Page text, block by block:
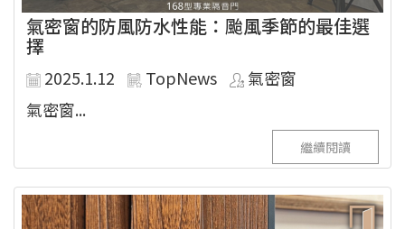
氣密窗的防風防水性能：颱風季節的最佳選
擇
2025.1.12 TopNews
氣密窗
氣密窗...
繼續閱讀